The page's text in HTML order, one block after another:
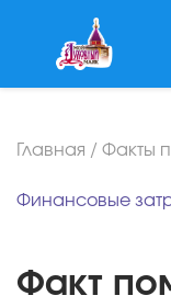
Главная / Факты
Финансовые
Факт